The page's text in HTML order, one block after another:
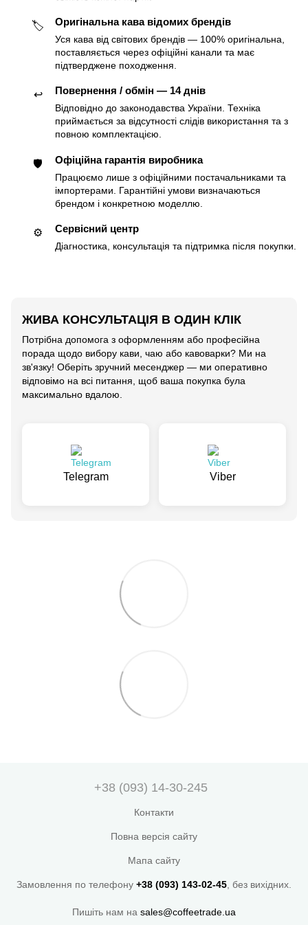
🏷 Оригінальна кава відомих брендів
Уся кава від світових брендів — 100% оригінальна,
поставляється через офіційні канали та має
підтверджене походження.
↩️ Повернення / обмін — 14 днів
Відповідно до законодавства України. Техніка
приймається за відсутності слідів використання та з
повною комплектацією.
🛡 Офіційна гарантія виробника
Працюємо лише з офіційними постачальниками та
імпортерами. Гарантійні умови визначаються
брендом і конкретною моделлю.
⚙️ Сервісний центр
Діагностика, консультація та підтримка після покупки.
ЖИВА КОНСУЛЬТАЦІЯ В ОДИН КЛІК
Потрібна допомога з оформленням або професійна
порада щодо вибору кави, чаю або кавоварки? Ми на
зв'язку! Оберіть зручний месенджер — ми оперативно
відповімо на всі питання, щоб ваша покупка була
максимально вдалою.
Telegram Viber
+38 (093) 14-30-245
Контакти
Повна версія сайту
Мапа сайту
Замовлення по телефону +38 (093) 143-02-45 , без вихідних.
Пишіть нам на sales@coffeetrade.ua